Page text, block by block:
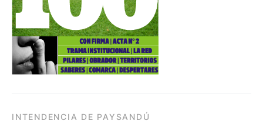
INTENDENCIA DE PAYSANDÚ